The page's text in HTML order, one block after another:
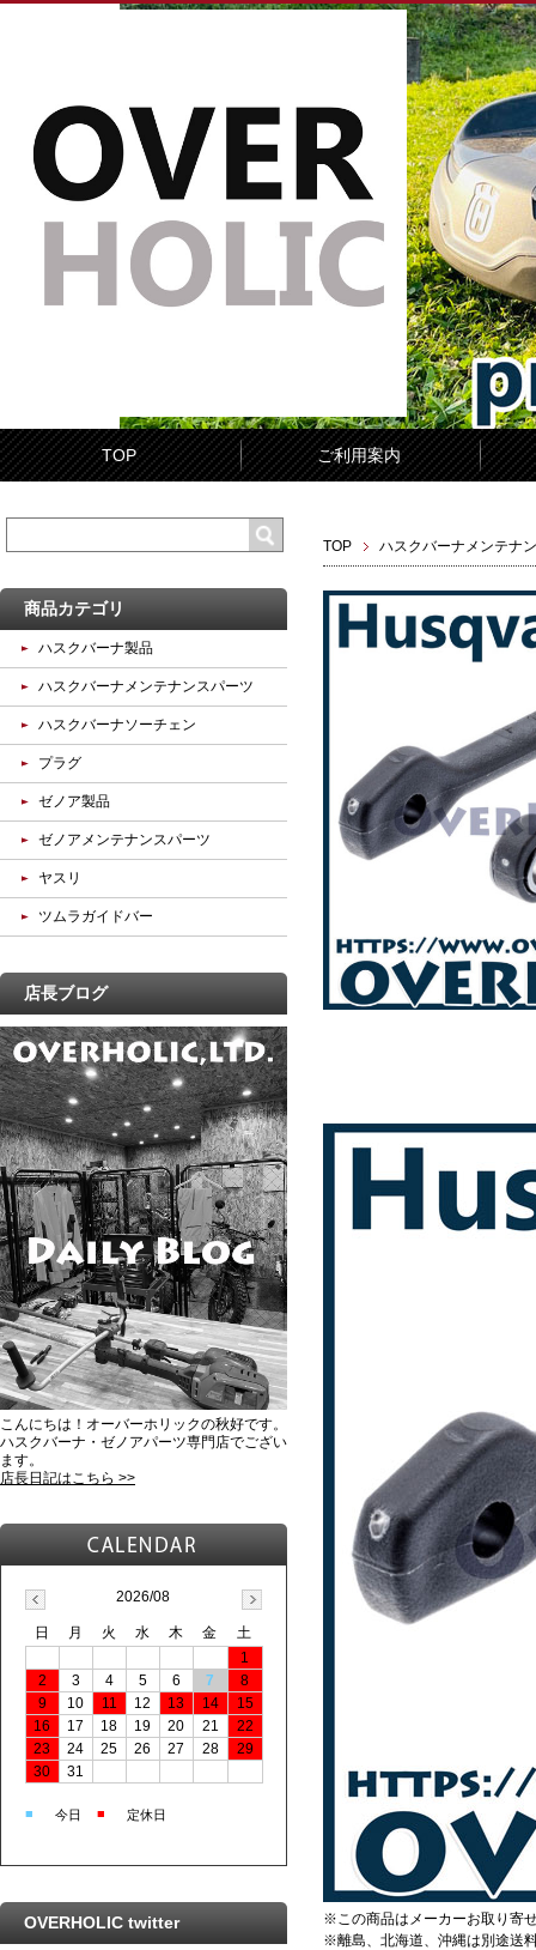
TOP ご利用案内
TOP ハスクバーナメンテナ
※この商品はメーカーお取り寄
※離島、北海道、沖縄は別途送
商品カテゴリ
ハスクバーナ製品
ハスクバーナメンテナンスパーツ
ハスクバーナソーチェン
プラグ
ゼノア製品
ゼノアメンテナンスパーツ
ヤスリ
ツムラガイドバー
店長ブログ
こんにちは！オーバーホリックの秋好です。
ハスクバーナ・ゼノアパーツ専門店でござい
ます。
店長日記はこちら >>
2026/08
日 月 火 水 木 金
土
1
2
3 4 5 6 7
8
9
10 11 12 13 14
15
16
17 18 19 20 21
22
23
24 25 26 27 28
29
30
31
■ 今日 ■ 定休日
OVERHOLIC twitter